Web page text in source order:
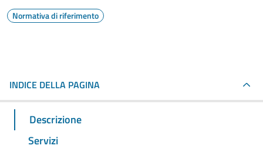
Normativa di riferimento
INDICE DELLA PAGINA
Descrizione
Servizi